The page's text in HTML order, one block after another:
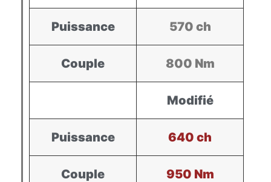
Puissance 570 ch
Couple 800 Nm
Modifié
Puissance 640 ch
Couple 950 Nm